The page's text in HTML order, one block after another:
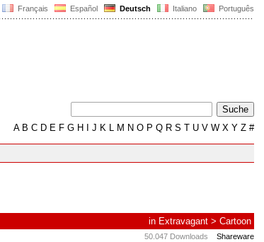
Français Español Deutsch Italiano Português
AB C D E F G H J K L M N O P Q R S T U V W X Y Z #
in Extravagant > Cartoon
50.047 Downloads Shareware